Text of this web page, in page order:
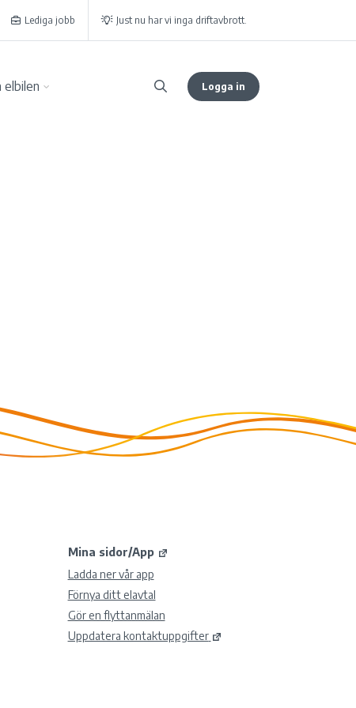
Lediga jobb Just nu har vi inga driftavbrott.
elbilen Logga in
Mina sidor/App
Ladda ner vår app
Förnya ditt elavtal
Gör en flyttanmälan
Uppdatera kontaktuppgifter